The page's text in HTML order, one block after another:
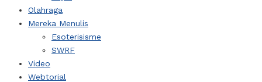
Olahraga
Mereka Menulis
Esoterisisme
SWRF
Video
Webtorial